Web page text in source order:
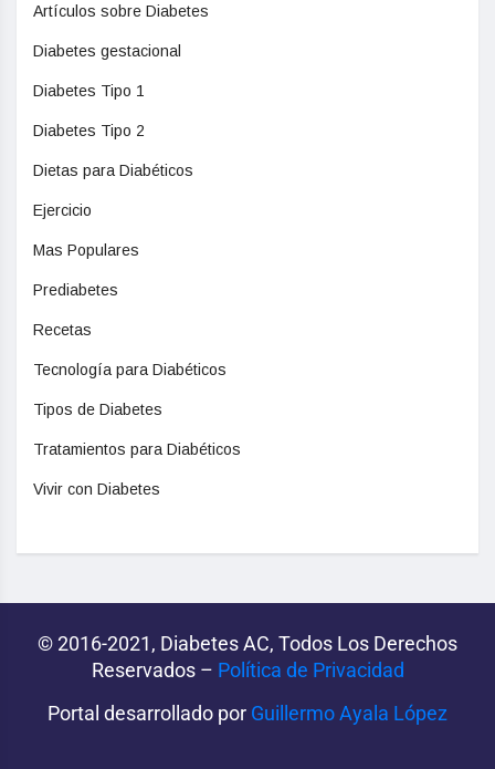
Artículos sobre Diabetes
Diabetes gestacional
Diabetes Tipo 1
Diabetes Tipo 2
Dietas para Diabéticos
Ejercicio
Mas Populares
Prediabetes
Recetas
Tecnología para Diabéticos
Tipos de Diabetes
Tratamientos para Diabéticos
Vivir con Diabetes
© 2016-2021, Diabetes AC, Todos Los Derechos
Reservados – Política de Privacidad‌­
Portal desarrollado por Guillermo Ayala López